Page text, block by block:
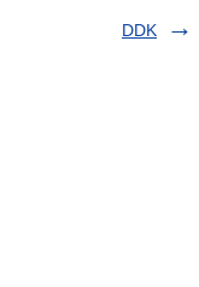
DDK